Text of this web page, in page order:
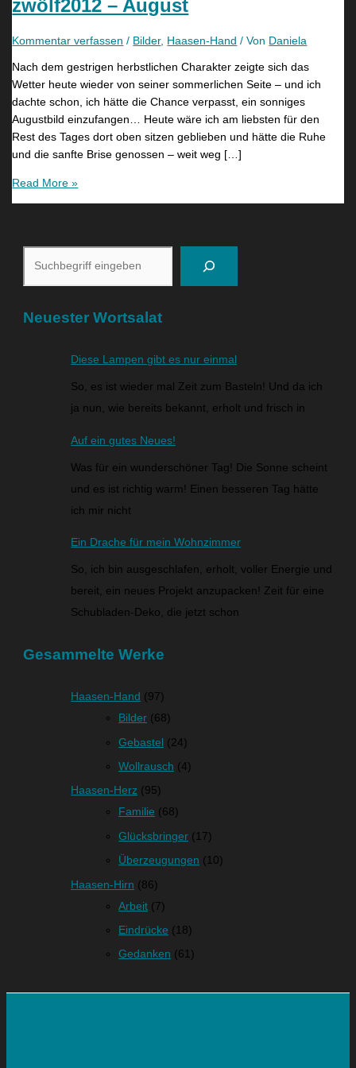
zwölf2012 – August
Kommentar verfassen / Bilder, Haasen-Hand / Von Daniela
Nach dem gestrigen herbstlichen Charakter zeigte sich das
Wetter heute wieder von seiner sommerlichen Seite – und ich
dachte schon, ich hätte die Chance verpasst, ein sonniges
Augustbild einzufangen… Heute wäre ich am liebsten für den
Rest des Tages dort oben sitzen geblieben und hätte die Ruhe
und die sanfte Brise genossen – weit weg […]
Read More »
Neuester Wortsalat
Diese Lampen gibt es nur einmal
So, es ist wieder mal Zeit zum Basteln! Und da ich
ja nun, wie bereits bekannt, erholt und frisch in
Auf ein gutes Neues!
Was für ein wunderschöner Tag! Die Sonne scheint
und es ist richtig warm! Einen besseren Tag hätte
ich mir nicht
Ein Drache für mein Wohnzimmer
So, ich bin ausgeschlafen, erholt, voller Energie und
bereit, ein neues Projekt anzupacken! Zeit für eine
Schubladen-Deko, die jetzt schon
Gesammelte Werke
Haasen-Hand (97)
Bilder (68)
Gebastel (24)
Wollrausch (4)
Haasen-Herz (95)
Familie (68)
Glücksbringer (17)
Überzeugungen (10)
Haasen-Hirn (86)
Arbeit (7)
Eindrücke (18)
Gedanken (61)